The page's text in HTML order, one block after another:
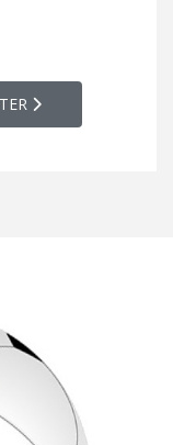
BEITRAG: